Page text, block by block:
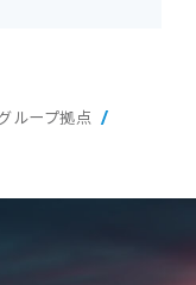
ループ拠点